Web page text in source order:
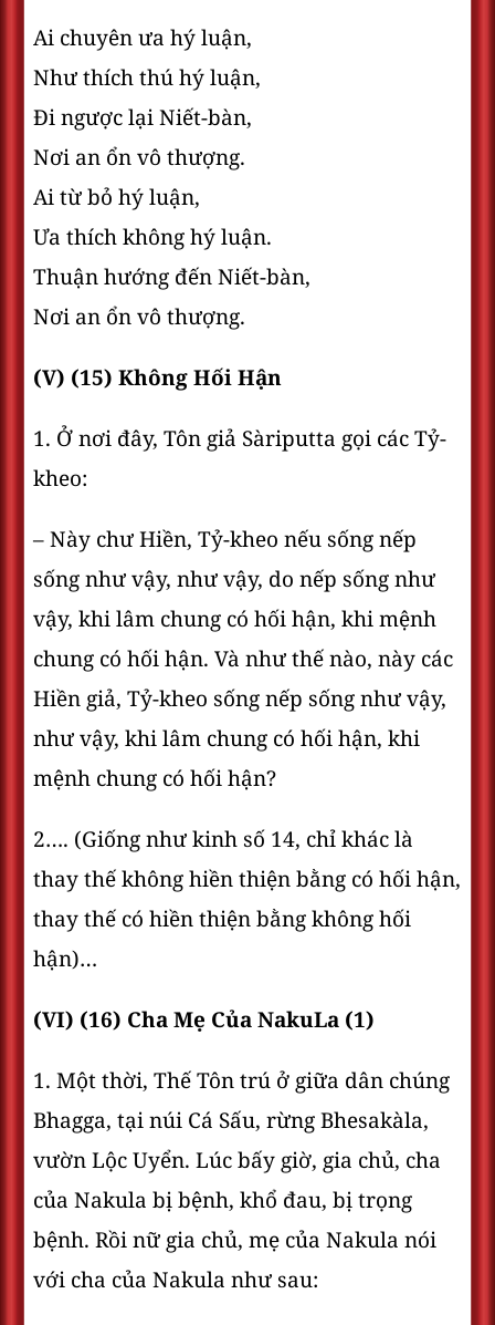
Ai chuyên ưa hý luận,
Như thích thú hý luận,
Ði ngược lại Niết-bàn,
Nơi an ổn vô thượng.
Ai từ bỏ hý luận,
Ưa thích không hý luận.
Thuận hướng đến Niết-bàn,
Nơi an ổn vô thượng.
(V) (15) Không Hối Hận
1. Ở nơi đây, Tôn giả Sàriputta gọi các Tỷ-
kheo:
– Này chư Hiền, Tỷ-kheo nếu sống nếp
sống như vậy, như vậy, do nếp sống như
vậy, khi lâm chung có hối hận, khi mệnh
chung có hối hận. Và như thế nào, này các
Hiền giả, Tỷ-kheo sống nếp sống như vậy,
như vậy, khi lâm chung có hối hận, khi
mệnh chung có hối hận?
2…. (Giống như kinh số 14, chỉ khác là
thay thế không hiền thiện bằng có hối hận,
thay thế có hiền thiện bằng không hối
hận)…
(VI) (16) Cha Mẹ Của NakuLa (1)
1. Một thời, Thế Tôn trú ở giữa dân chúng
Bhagga, tại núi Cá Sấu, rừng Bhesakàla,
vườn Lộc Uyển. Lúc bấy giờ, gia chủ, cha
của Nakula bị bệnh, khổ đau, bị trọng
bệnh. Rồi nữ gia chủ, mẹ của Nakula nói
với cha của Nakula như sau: